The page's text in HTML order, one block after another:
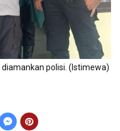
polisi. (Istimewa)